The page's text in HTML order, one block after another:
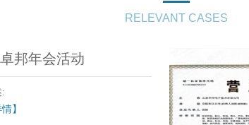
RELEVANT CASES
邦年会活动
:
】